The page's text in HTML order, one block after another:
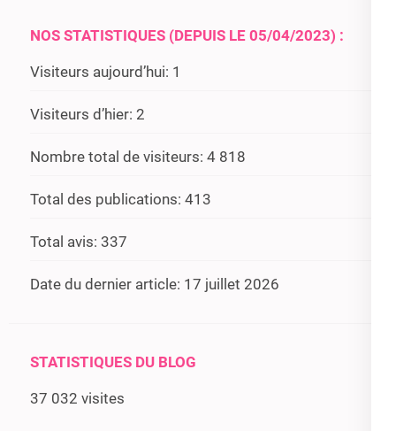
NOS STATISTIQUES (DEPUIS LE 05/04/2023) :
Visiteurs aujourd’hui: 1
Visiteurs d’hier: 2
Nombre total de visiteurs: 4 818
Total des publications: 413
Total avis: 337
Date du dernier article: 17 juillet 2026
STATISTIQUES DU BLOG
37 032 visites